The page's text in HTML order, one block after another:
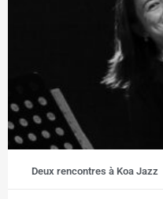
Deux rencontres à Koa Jazz